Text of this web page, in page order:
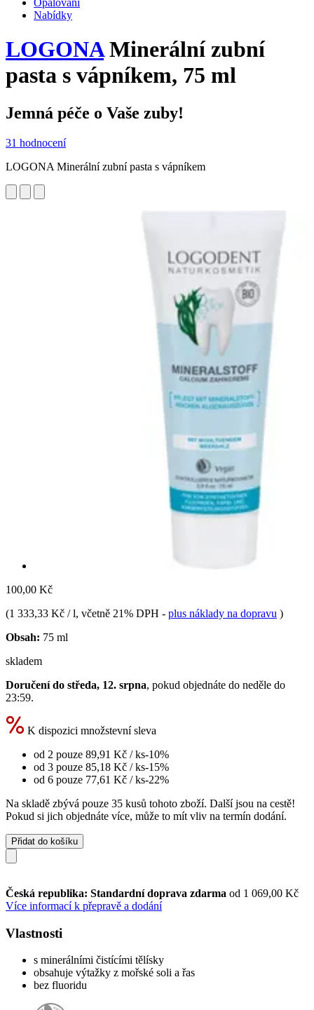
Opalování
Nabídky
LOGONAMinerální zubní
pasta s vápníkem, 75 ml
Jemná péče o Vaše zuby!
31 hodnocení
LOGONA Minerální zubní pasta s vápníkem
100,00 Kč
(1 333,33 Kč / l, včetně 21% DPH - plus náklady na dopravu )
Obsah: 75 ml
skladem
Doručení do středa, 12. srpna, pokud objednáte do neděle do
23:59.
K dispozici množstevní sleva
od 2 pouze 89,91 Kč / ks-10%
od 3 pouze 85,18 Kč / ks-15%
od 6 pouze 77,61 Kč / ks-22%
Na skladě zbývá pouze 35 kusů tohoto zboží. Další jsou na cestě!
Pokud si jich objednáte více, může to mít vliv na termín dodání.
Přidat do košíku
Česká republika: Standardní doprava zdarma od 1 069,00 Kč
Více informací k přepravě a dodání
Vlastnosti
s minerálními čistícími tělísky
obsahuje výtažky z mořské soli a řas
bez fluoridu